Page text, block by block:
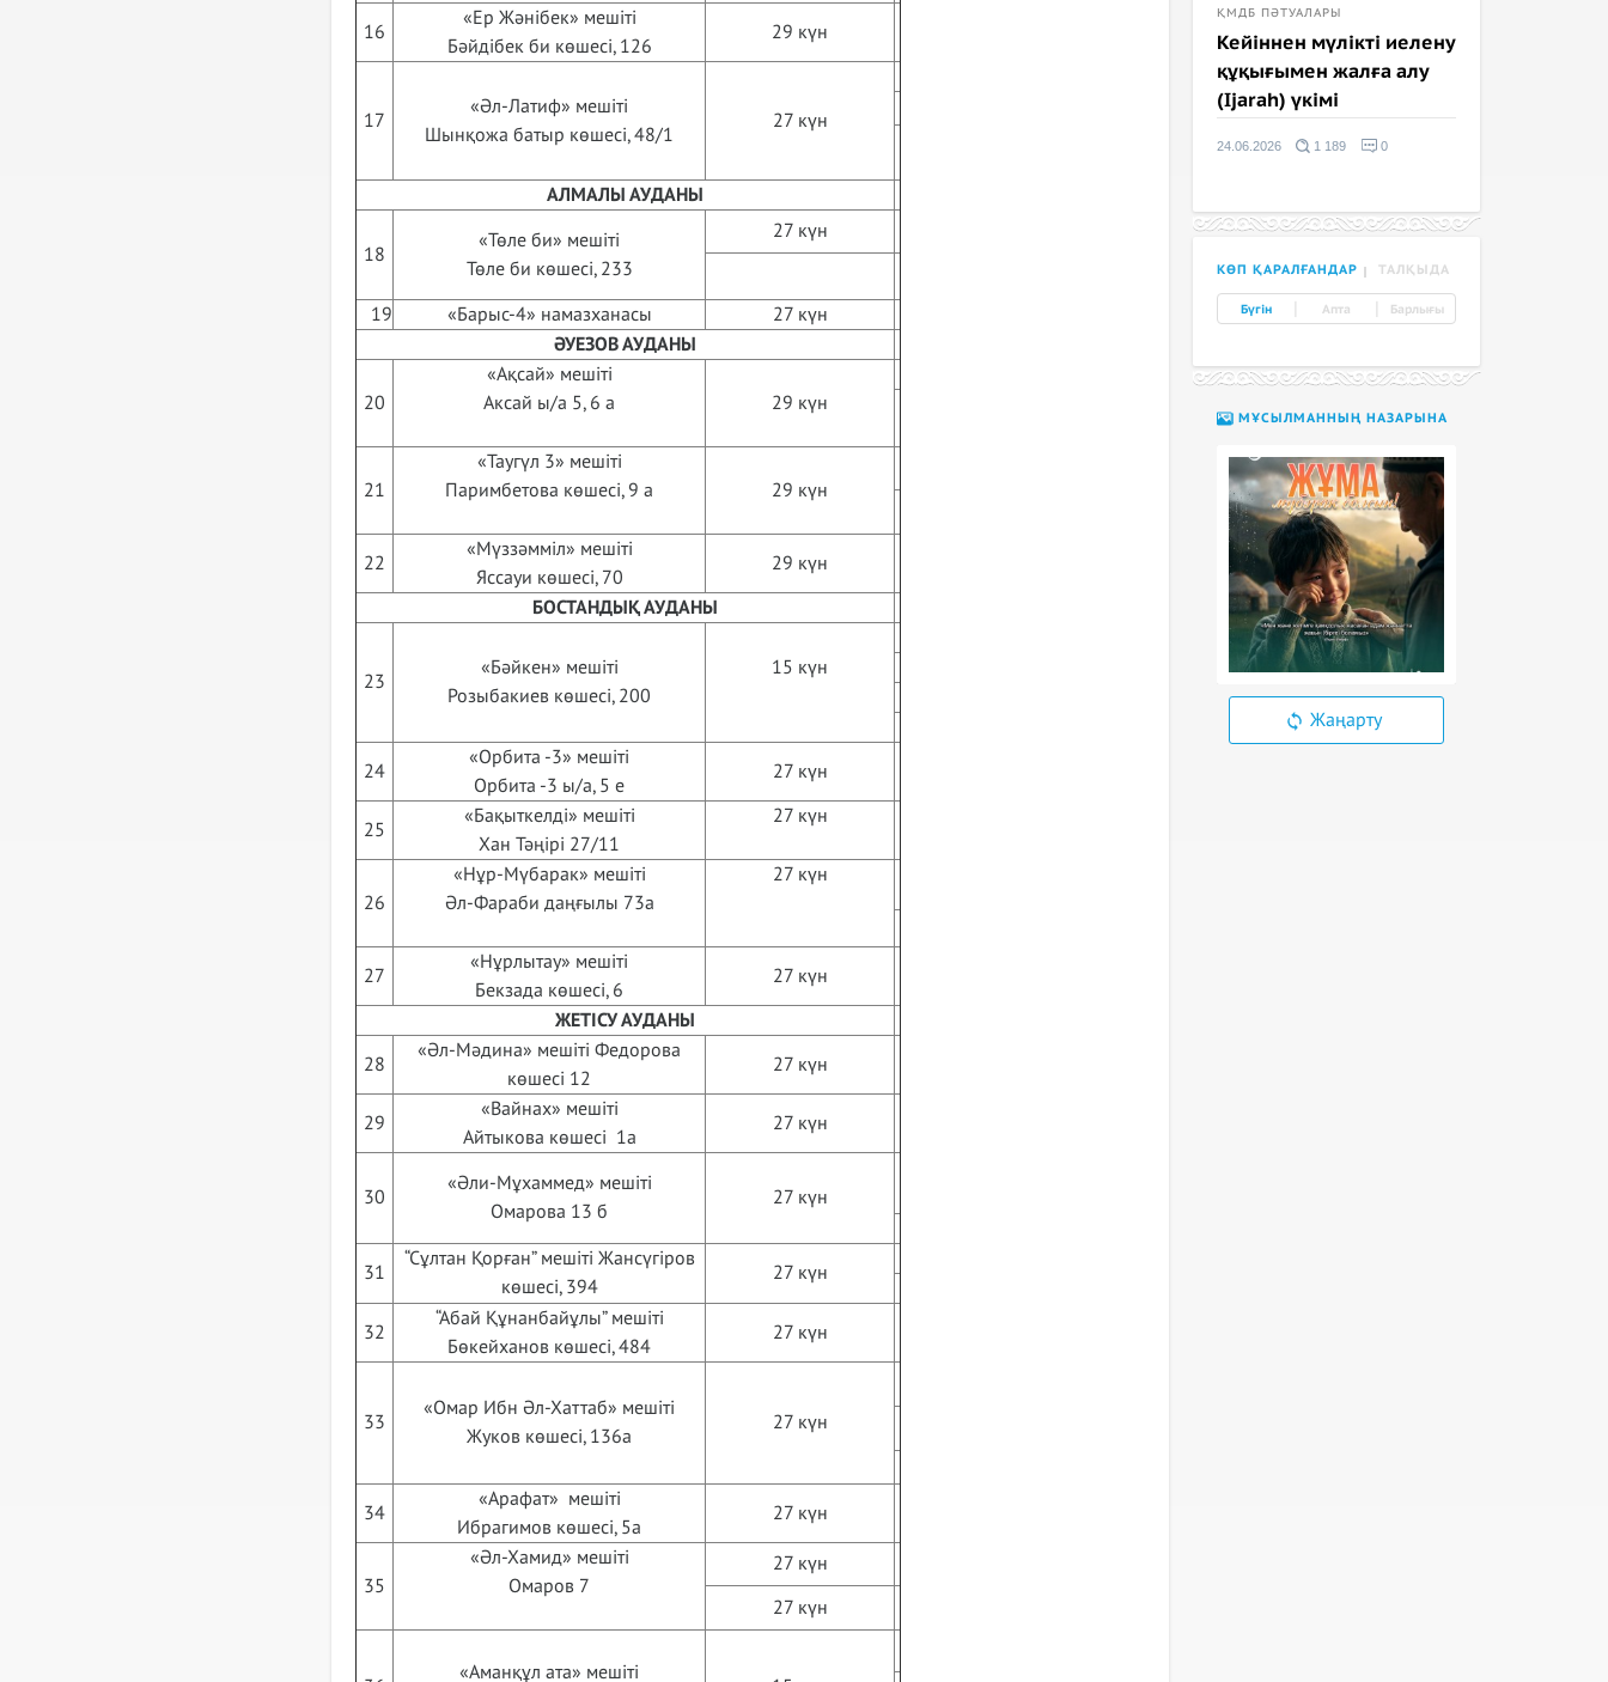
16
«Ер Жәнібек» мешіті
Бәйдібек би көшесі, 126
29 күн
17
«Әл-Латиф» мешіті
Шынқожа батыр көшесі, 48/1
27 күн
АЛМАЛЫ АУДАНЫ
18
«Төле би» мешіті
Төле би көшесі, 233
27 күн
19 «Барыс-4» намазханасы
27 күн
ӘУЕЗОВ АУДАНЫ
20
«Ақсай» мешіті
Аксай ы/а 5, 6 а
29 күн
21
«Таугүл 3» мешіті
Паримбетова көшесі, 9 а
29 күн
22
«Мүззәмміл» мешіті
Яссауи көшесі, 70
29 күн
БОСТАНДЫҚ АУДАНЫ
23
«Бәйкен» мешіті
Розыбакиев көшесі, 200
15 күн
24
«Орбита -3» мешіті
Орбита -3 ы/а, 5 е
27 күн
25
«Бақыткелді» мешіті
Хан Тәңірі 27/11
27 күн
26
«Нұр-Мүбарак» мешіті
Әл-Фараби даңғылы 73а
27 күн
27
«Нұрлытау» мешіті
Бекзада көшесі, 6
27 күн
ЖЕТІСУ АУДАНЫ
28
«Әл-Мәдина» мешіті Федорова
көшесі 12
27 күн
29
«Вайнах» мешіті
Айтыкова көшесі 1а
27 күн
30
«Әли-Мұхаммед» мешіті
Омарова 13 б
27 күн
31
“Сұлтан Қорған” мешіті Жансүгіров
көшесі, 394
27 күн
32
“Абай Құнанбайұлы” мешіті
Бөкейханов көшесі, 484
27 күн
33
«Омар Ибн Әл-Хаттаб» мешіті
Жуков көшесі, 136а
27 күн
34
«Арафат» мешіті
Ибрагимов көшесі, 5а
27 күн
35
«Әл-Хамид» мешіті
Омаров 7
27 күн
27 күн
«Аманқұл ата» мешіті
ҚМДБ ПӘТУАЛАРЫ
Кейіннен мүлікті иелену
құқығымен жалға алу
(Ijarah) үкімі
24.06.2026 1 189 0
КӨП ҚАРАЛҒАНДАР ТАЛҚЫДА
Бүгін Апта Барлығы
МҰСЫЛМАННЫҢ НАЗАРЫНА
Жаңарту